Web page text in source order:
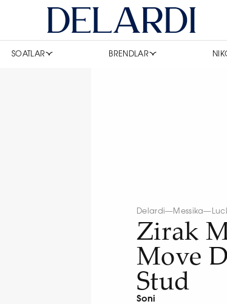
SOATLAR BRENDLAR
Delardi—Messika—
Zirak
Move
Stud
Soni